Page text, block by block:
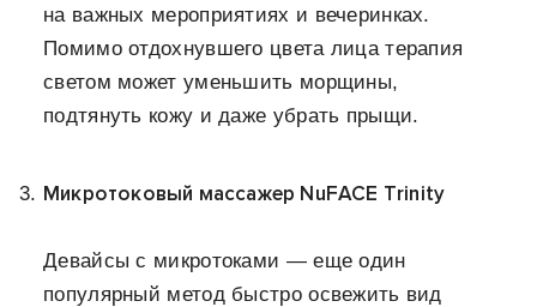
на важных мероприятиях и вечеринках.
Помимо отдохнувшего цвета лица терапия
светом может уменьшить морщины,
подтянуть кожу и даже убрать прыщи.
Микротоковый массажер NuFACE Trinity
Девайсы с микротоками — еще один
популярный метод быстро освежить вид